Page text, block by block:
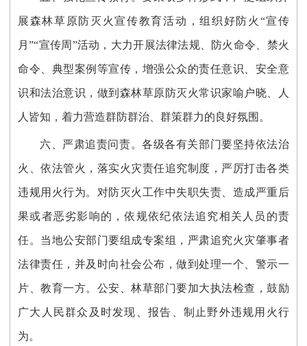
展森林草原防灭火宣传教育活动，组织好防火“宣传
月”“宣传周”活动，大力开展法律法规、防火命令、禁火
命令、典型案例等宣传，增强公众的责任意识、安全意
识和法治意识，做到森林草原防灭火常识家喻户晓、人
人皆知，着力营造群防群治、群策群力的良好氛围。
六、严肃追责问责。各级各有关部门要坚持依法治
火、依法管火，落实火灾责任追究制度，严厉打击各类
违规用火行为。对防灭火工作中失职失责、造成严重后
果或者恶劣影响的，依规依纪依法追究相关人员的责
任。当地公安部门要组成专案组，严肃追究火灾肇事者
法律责任，并及时向社会公布，做到处理一个、警示一
片、教育一方。公安、林草部门要加大执法检查，鼓励
广大人民群众及时发现、报告、制止野外违规用火行
为。